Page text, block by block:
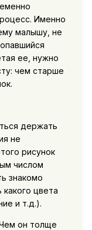
Именно
малышу, не
ее, нужно
чем старше
держать
не
рисунок
числом
знакомо
цвета
и т.д.).
он толще